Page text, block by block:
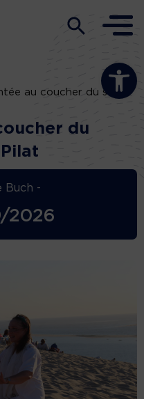
Ouvrir la
au coucher du soleil
du
Buch -
2026